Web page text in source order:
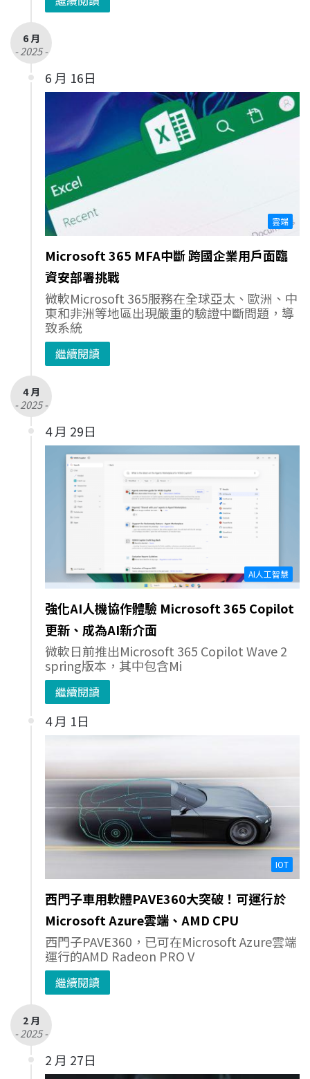
6 月
- 2025 -
6 月 16日
雲端
Microsoft 365 MFA中斷 跨國企業用戶面臨
資安部署挑戰
微軟Microsoft 365服務在全球亞太、歐洲、中
東和非洲等地區出現嚴重的驗證中斷問題，導
致系統
繼續閱讀
4 月
- 2025 -
4 月 29日
AI人工智慧
強化AI人機協作體驗 Microsoft 365 Copilot
更新、成為AI新介面
微軟日前推出Microsoft 365 Copilot Wave 2
spring版本，其中包含Mi
繼續閱讀
4 月 1日
IOT
西門子車用軟體PAVE360大突破！可運行於
Microsoft Azure雲端、AMD CPU
西門子PAVE360，已可在Microsoft Azure雲端
運行的AMD Radeon PRO V
繼續閱讀
2 月
- 2025 -
2 月 27日